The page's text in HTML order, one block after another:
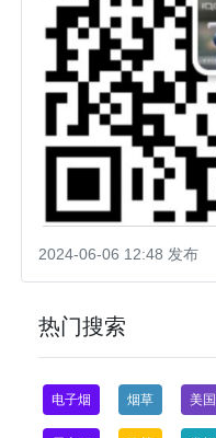
2024-06-06 12:48 发布
热门搜索
电子烟 烟草 美国